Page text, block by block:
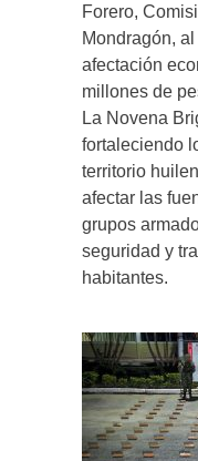
Forero,
Mondragón,
afectación
millones de
La Novena
fortaleciendo
territorio
afectar las
grupos
seguridad y
habitantes.